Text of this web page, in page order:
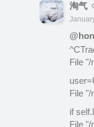
淘气
File "/
File "/
if
File "/